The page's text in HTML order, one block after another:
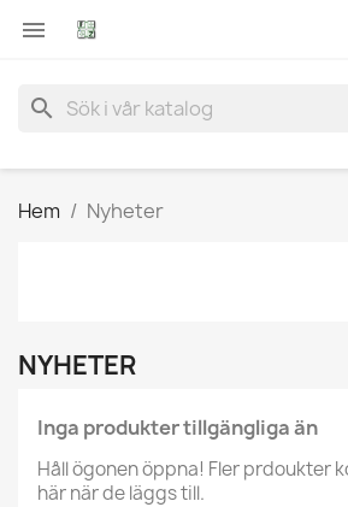

search
Hem Nyheter
NYHETER
Inga produkter tillgängliga än
Håll ögonen öppna! Fler prdoukter
här när de läggs till.